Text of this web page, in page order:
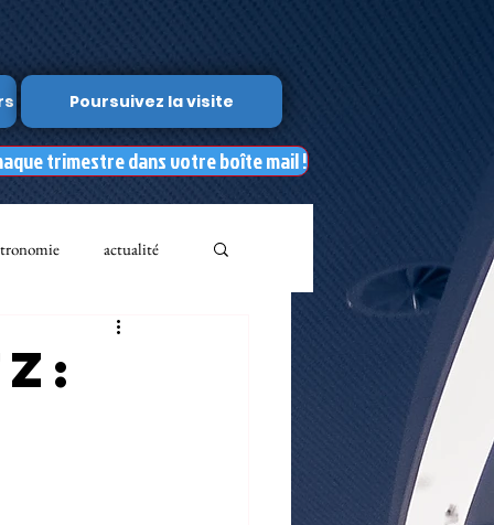
Poursuivez la visite
trimestre dans votre boîte mail !
actualité
Leslie Kean's